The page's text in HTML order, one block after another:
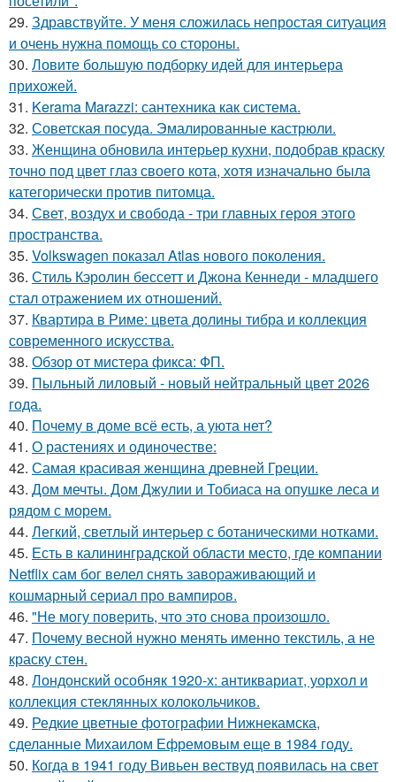
29. Здравствуйте. У меня сложилась непростая ситуация
и очень нужна помощь со стороны.
30. Ловите большую подборку идей для интерьера
прихожей.
31. Kerama Marazzi: сантехника как система.
32. Советская посуда. Эмалированные кастрюли.
33. Женщина обновила интерьер кухни, подобрав краску
точно под цвет глаз своего кота, хотя изначально была
категорически против питомца.
34. Свет, воздух и свобода - три главных героя этого
пространства.
35. Volkswagen показал Atlas нового поколения.
36. Стиль Кэролин бессетт и Джона Кеннеди - младшего
стал отражением их отношений.
37. Квартира в Риме: цвета долины тибра и коллекция
современного искусства.
38. Обзор от мистера фикса: ФП.
39. Пыльный лиловый - новый нейтральный цвет 2026
года.
40. Почему в доме всё есть, а уюта нет?
41. О растениях и одиночестве:
42. Самая красивая женщина древней Греции.
43. Дом мечты. Дом Джулии и Тобиаса на опушке леса и
рядом с морем.
44. Легкий, светлый интерьер с ботаническими нотками.
45. Есть в калининградской области место, где компании
Netflix сам бог велел снять завораживающий и
кошмарный сериал про вампиров.
46. "Не могу поверить, что это снова произошло.
47. Почему весной нужно менять именно текстиль, а не
краску стен.
48. Лондонский особняк 1920-х: антиквариат, уорхол и
коллекция стеклянных колокольчиков.
49. Редкие цветные фотографии Нижнекамска,
сделанные Михаилом Ефремовым еще в 1984 году.
50. Когда в 1941 году Вивьен вествуд появилась на свет